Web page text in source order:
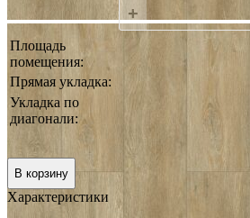
+
Площадь
помещения:
Прямая укладка:
Укладка по
диагонали:
Итого:
0 руб.
В корзину
Характеристики